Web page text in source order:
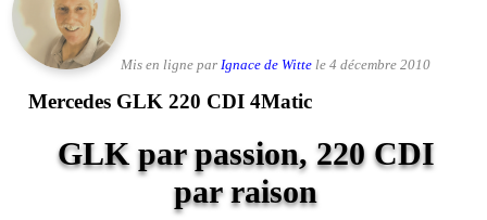
Mis en ligne par Ignace de Witte le 4 décembre 2010
Mercedes GLK 220 CDI 4Matic
GLK par passion, 220 CDI
par raison